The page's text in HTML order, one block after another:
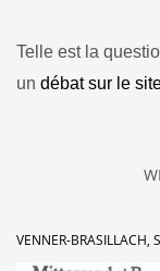
Telle est la
un débat sur le
VENNER-BRASILLACH,